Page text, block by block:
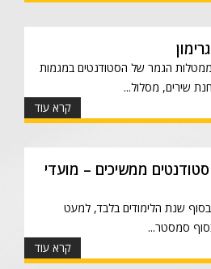
ממטלות הגמר של הסטודנטים במגמות
שירים, מסלול...
קרא עוד
סטודנטים ממשיכים – מועדי
שנת הלימודים בלבד, למעט
סמסטר...
קרא עוד